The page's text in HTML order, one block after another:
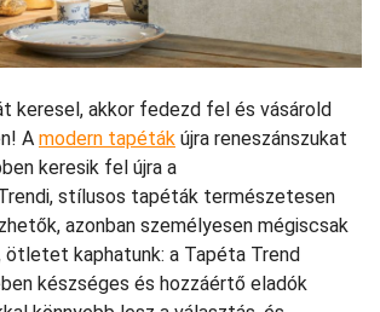
keresel, akkor fedezd fel és vásárold
A modern tapéták újra reneszánszukat
keresik fel újra a
stílusos tapéták természetesen
azonban személyesen mégiscsak
kaphatunk: a Tapéta Trend
készséges és hozzáértő eladók